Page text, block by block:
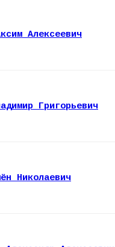
Алексеевич
Григорьевич
Николаевич